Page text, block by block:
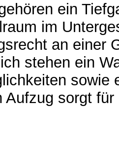
ein
im
an einer
stehen ein
sowie
Aufzug sorgt